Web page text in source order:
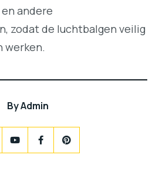
andere
zodat de luchtbalgen veilig
werken.
ByAdmin